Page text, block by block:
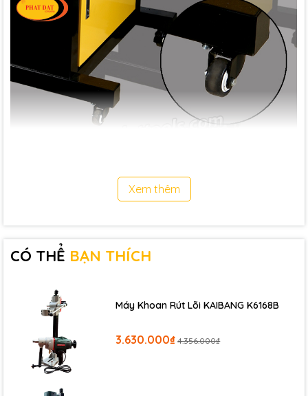
Xem thêm
CÓ THỂ BẠN THÍCH
Máy Khoan Rút Lõi KAIBANG K6168B
3.630.000₫ 4.356.000₫